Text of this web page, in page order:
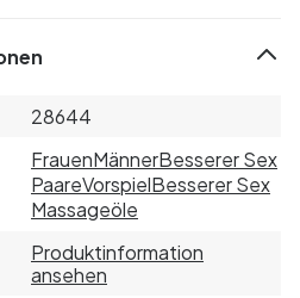
28644
FrauenMännerBesserer Sex
PaareVorspielBesserer Sex
Massageöle
Produktinformation
ansehen